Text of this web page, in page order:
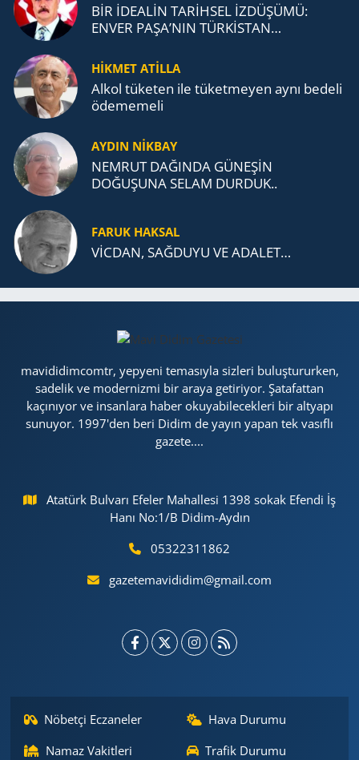
BİR İDEALİN TARİHSEL İZDÜŞÜMÜ:
ENVER PAŞA’NIN TÜRKİSTAN
TEŞKİLATI’NA UZANAN MİRASI
HİKMET ATİLLA
Alkol tü­ke­ten ile tü­ket­me­yen aynı be­de­li
öde­me­me­li
AYDIN NİKBAY
NEMRUT DAĞINDA GÜNEŞİN
DOĞUŞUNA SELAM DURDUK..
FARUK HAKSAL
VİCDAN, SAĞ­DU­YU VE ADA­LET…
mavididimcomtr, yepyeni temasıyla sizleri buluştururken,
sadelik ve modernizmi bir araya getiriyor. Şatafattan
kaçınıyor ve insanlara haber okuyabilecekleri bir altyapı
sunuyor. 1997'den beri Didim de yayın yapan tek vasıflı
gazete....
Atatürk Bulvarı Efeler Mahallesi 1398 sokak Efendi İş
Hanı No:1/B Didim-Aydın
05322311862
gazetemavididim@gmail.com
Nöbetçi Eczaneler
Hava Durumu
Namaz Vakitleri
Trafik Durumu